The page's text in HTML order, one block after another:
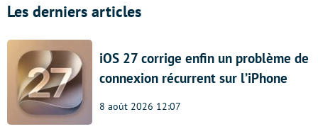
Les derniers articles
iOS 27 corrige enfin un problème de
connexion récurrent sur l’iPhone
8 août 2026 12:07